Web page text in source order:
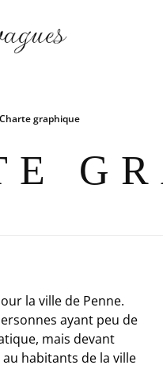
Charte graphique
la ville de Penne.
ayant peu de
mais devant
habitants de la ville